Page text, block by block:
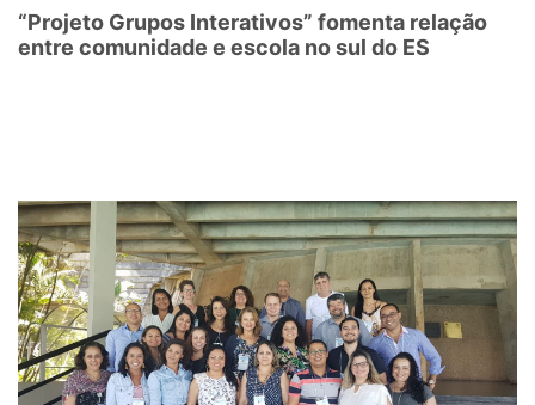
“Projeto Grupos Interativos” fomenta relação
entre comunidade e escola no sul do ES